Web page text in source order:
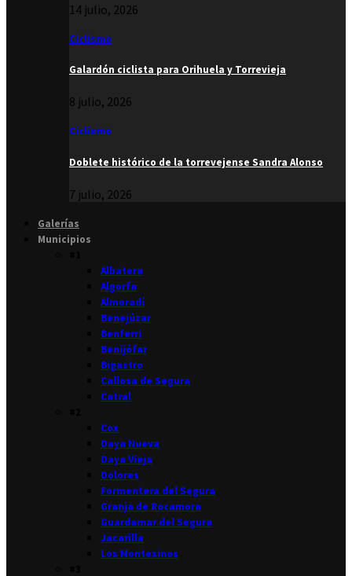
14 julio, 2026
Ciclismo
Galardón ciclista para Orihuela y Torrevieja
8 julio, 2026
Ciclismo
Doblete histórico de la torrevejense Sandra Alonso
7 julio, 2026
Galerías
Municipios
Albatera
Algorfa
Almoradí
Benejúzar
Benferri
Benijófar
Bigastro
Callosa de Segura
Catral
Cox
Daya Nueva
Daya Vieja
Dolores
Formentera del Segura
Granja de Rocamora
Guardamar del Segura
Jacarilla
Los Montesinos